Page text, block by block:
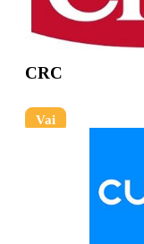
CRC
Vai